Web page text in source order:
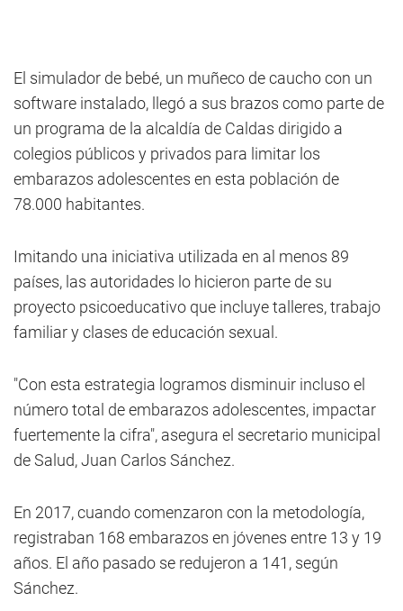
El simulador de bebé, un muñeco de caucho con un
software instalado, llegó a sus brazos como parte de
un programa de la alcaldía de Caldas dirigido a
colegios públicos y privados para limitar los
embarazos adolescentes en esta población de
78.000 habitantes.
Imitando una iniciativa utilizada en al menos 89
países, las autoridades lo hicieron parte de su
proyecto psicoeducativo que incluye talleres, trabajo
familiar y clases de educación sexual.
"Con esta estrategia logramos disminuir incluso el
número total de embarazos adolescentes, impactar
fuertemente la cifra", asegura el secretario municipal
de Salud, Juan Carlos Sánchez.
En 2017, cuando comenzaron con la metodología,
registraban 168 embarazos en jóvenes entre 13 y 19
años. El año pasado se redujeron a 141, según
Sánchez.